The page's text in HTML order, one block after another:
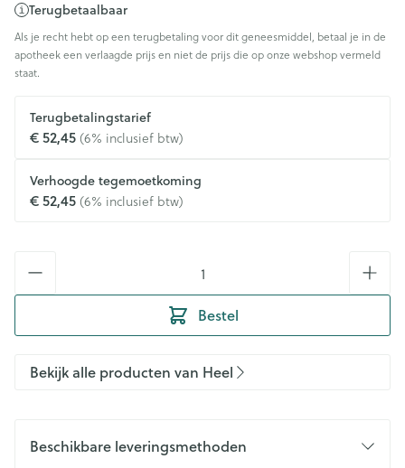
Terugbetaalbaar
Als je recht hebt op een terugbetaling voor dit geneesmiddel, betaal je in de
apotheek een verlaagde prijs en niet de prijs die op onze webshop vermeld
staat.
Terugbetalingstarief
€ 52,45(6% inclusief btw)
Verhoogde tegemoetkoming
€ 52,45(6% inclusief btw)
Bestel
Bekijk alle producten van Heel
Beschikbare leveringsmethoden